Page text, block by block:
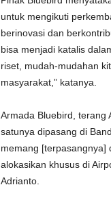
untuk mengikuti
berinovasi dan
bisa menjadi katalis
riset, mudah-mudahan
masyarakat,” katanya.
Armada Bluebird, terang
satunya dipasang di
memang [terpasangnya]
alokasikan khusus di
Adrianto.